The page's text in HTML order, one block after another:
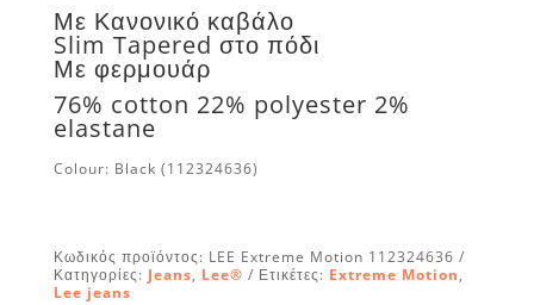
Με Κανονικό καβάλο
Slim Tapered στο πόδι
Με φερμουάρ
76% cotton 22% polyester 2%
elastane
Colour: Black (112324636)
Κωδικός προϊόντος: LEE Extreme Motion 112324636
Κατηγορίες: Jeans, Lee® Ετικέτες: Extreme Motion,
Lee jeans